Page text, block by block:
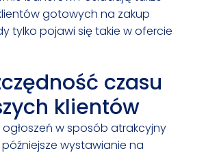
gotowych na zakup
tylko pojawi się takie w ofercie
czasu
klientów
w sposób atrakcyjny
wystawianie na